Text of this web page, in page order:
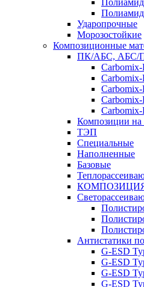
Ударопрочные
Морозостойкие
Композиционные
ПК/АБС, АБС/
Композиции на
ТЭП
Специальные
Наполненные
Базовые
Антистатики
G-ESD
G-ESD
G-ESD
G-ESD